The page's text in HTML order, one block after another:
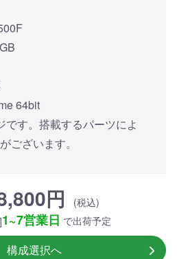
64bit
です。搭載するパーツによ
ございます。
円
(税込)
1~7営業日 で出荷予定
構成選択へ